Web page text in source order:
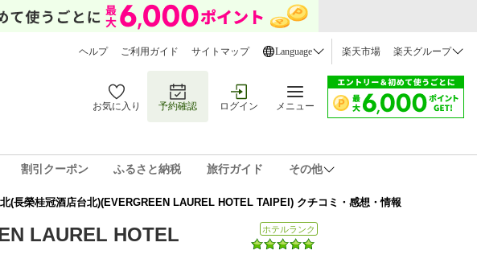
ヘルプ ご利用ガイド サイトマップ Language 楽天市場 楽天グループ
お気に入り 予約確認 ログイン メニュー
割引クーポン ふるさと納税 旅行ガイド その他
(長榮桂冠酒店台北)(EVERGREEN LAUREL HOTEL TAIPEI) クチコミ・感想・情報
LAUREL HOTEL
ホテルランク